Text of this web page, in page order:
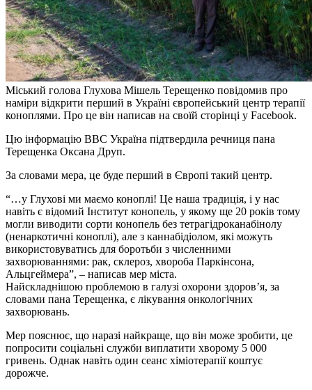
Міський голова Глухова Мішель Терещенко повідомив про
наміри відкрити перший в Україні європейський центр терапії
коноплями. Про це він написав на своїй сторінці у Facebook.
Цю інформацію BBC Україна підтвердила речниця пана
Терещенка Оксана Друп.
За словами мера, це буде перший в Європі такий центр.
“…у Глухові ми маємо коноплі! Це наша традиція, і у нас
навіть є відомий Інститут конопель, у якому ще 20 років тому
могли виводити сорти конопель без тетрагідроканабінолу
(ненаркотичні коноплі), але з каннабідіолом, які можуть
використовуватись для боротьби з численними
захворюваннями: рак, склероз, хвороба Паркінсона,
Альцгеймера”, – написав мер міста.
Найскладнішою проблемою в галузі охорони здоров’я, за
словами пана Терещенка, є лікування онкологічних
захворювань.
Мер пояснює, що наразі найкраще, що він може зробити, це
попросити соціальні служби виплатити хворому 5 000
гривень. Однак навіть один сеанс хіміотерапії коштує
дорожче.